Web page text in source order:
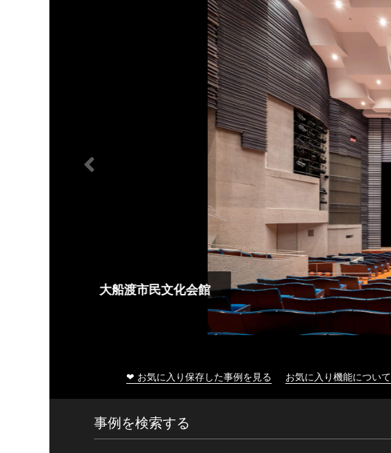
大船渡市民文化会館
❤ お気に入り保存した事例を見る お気に入り機能について
事例を検索する